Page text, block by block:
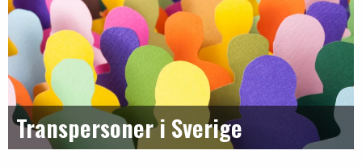
Transpersoner i Sverige